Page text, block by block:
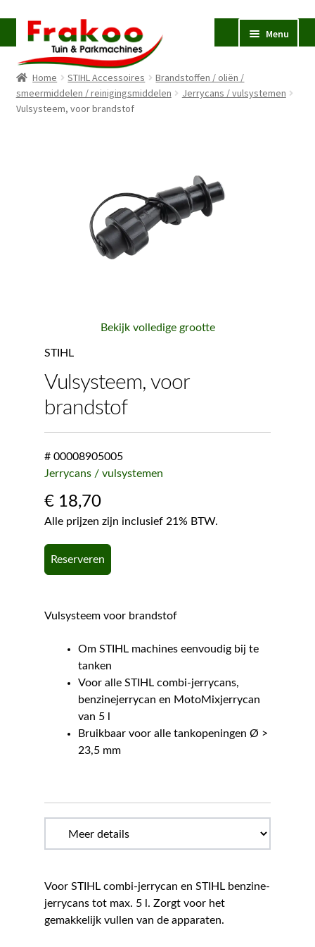
Ga
door
naar
navigatie
Ga
naar
de
inhoud
Menu
Homepage
Verkoop en Reparatie
Home STIHL Accessoires
Brandstoffen / oliën /
smeermiddelen / reinigingsmiddelen
Jerrycans / vulsystemen
Vulsysteem, voor brandstof
Bekijk volledige grootte
STIHL
Vulsysteem, voor
brandstof
# 00008905005
Jerrycans / vulsystemen
€18,70
Alle prijzen zijn inclusief 21% BTW.
Reserveren
Vulsysteem voor brandstof
Om STIHL machines eenvoudig bij te
tanken
Voor alle STIHL combi-jerrycans,
benzinejerrycan en MotoMixjerrycan
van 5 l
Bruikbaar voor alle tankopeningen Ø >
23,5 mm
Voor STIHL combi-jerrycan en STIHL benzine-
jerrycans tot max. 5 l. Zorgt voor het
gemakkelijk vullen van de apparaten.